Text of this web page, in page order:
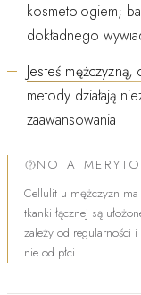
kosmetologiem;
dokładnego
Jesteś
metody działają
zaawansowania
NOTA
Cellulit u mężczyzn
tkanki łącznej są
zależy od regularności
nie od płci.